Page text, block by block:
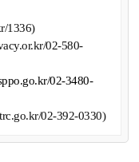
1336)
02-580-
02-3480-
02-392-0330)